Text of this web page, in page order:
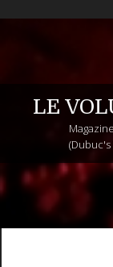
LE
(Dubuc's